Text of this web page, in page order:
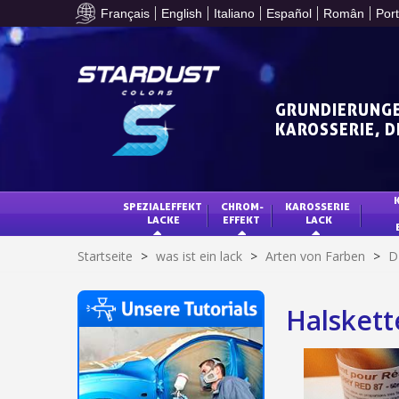
Français English Italiano Español Român
KAROSSERIE,
SPEZIALEFFEKT
LACKE
CHROM-
EFFEKT
KAROSSERIE
LACK
Startseite > was ist ein lack > Arten von Farben >